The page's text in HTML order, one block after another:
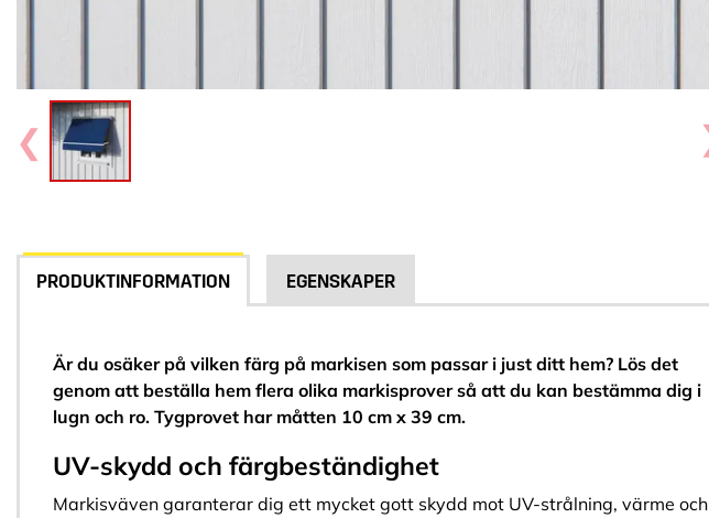
PRODUKTINFORMATION EGENSKAPER
Är du osäker på vilken färg på markisen som passar i just ditt hem? Lös det
genom att beställa hem flera olika markisprover så att du kan bestämma dig i
lugn och ro. Tygprovet har måtten 10 cm x 39 cm.
UV-skydd och färgbeständighet
Markisväven garanterar dig ett mycket gott skydd mot UV-strålning, värme och